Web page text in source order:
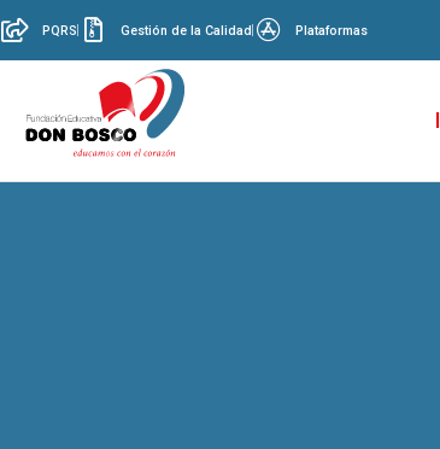
PQRS Gestión de la Calidad Plataformas